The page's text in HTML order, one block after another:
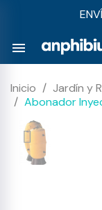
menu
Inicio Jardín y
Abonador